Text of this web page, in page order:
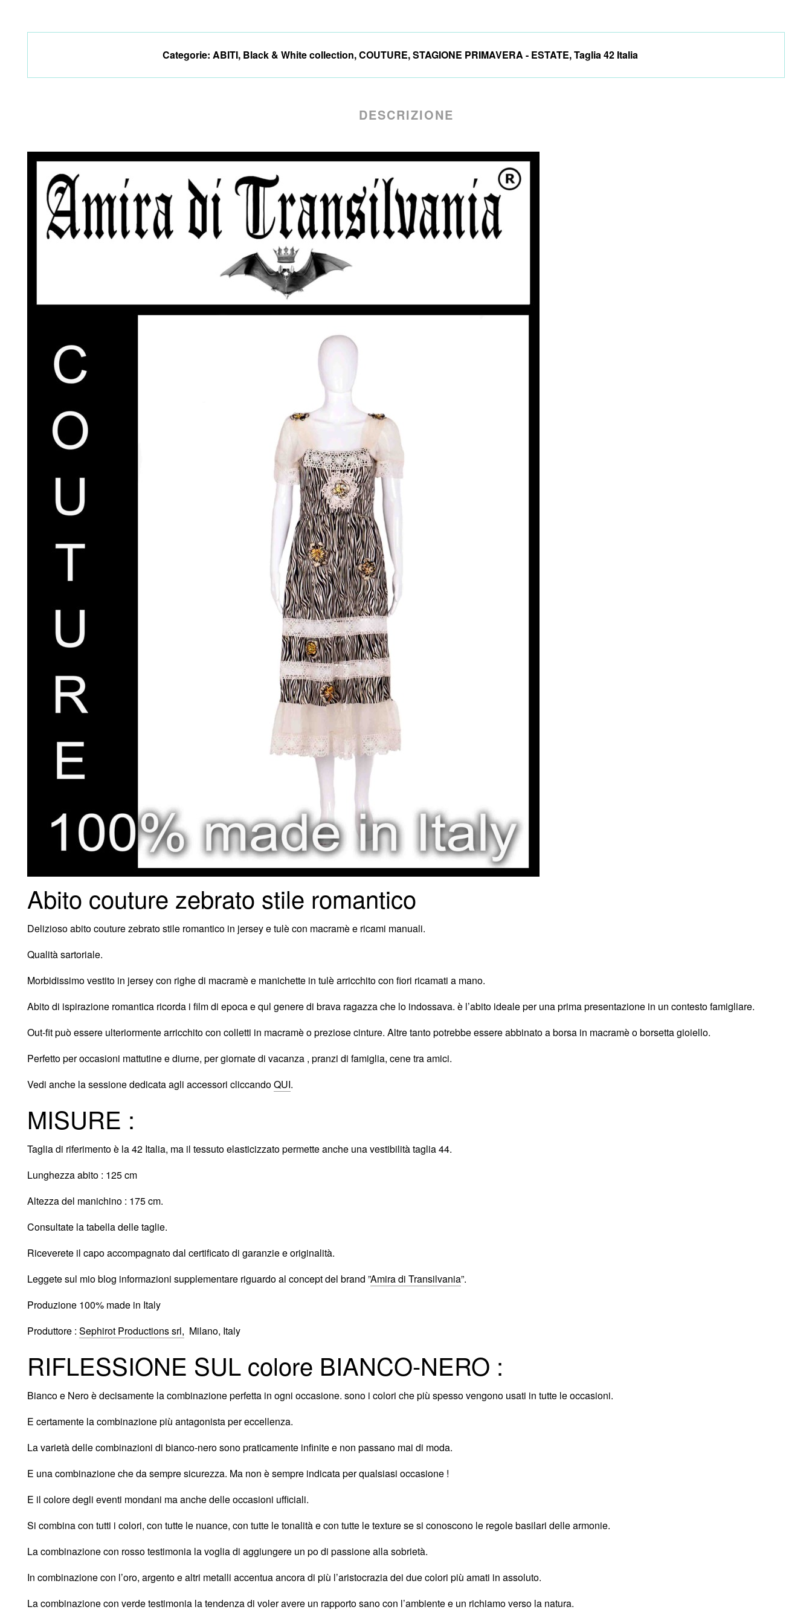
Categorie: ABITI, Black & White collection,COUTURE,STAGIONE PRIMAVERA - ESTATE,Taglia 42 Italia
DESCRIZIONE
Abito couture zebrato stile romantico
Delizioso abito couture zebrato stile romantico in jersey e tulè con macramè e ricami manuali.
Qualità sartoriale.
Morbidissimo vestito in jersey con righe di macramè e manichette in tulè arricchito con fiori ricamati a mano.
Abito di ispirazione romantica ricorda i film di epoca e qul genere di brava ragazza che lo indossava. è l’abito ideale per una prima presentazione in un contesto famigliare.
Out-fit può essere ulteriormente arricchito con colletti in macramè o preziose cinture. Altre tanto potrebbe essere abbinato a borsa in macramè o borsetta gioiello.
Perfetto per occasioni mattutine e diurne, per giornate di vacanza , pranzi di famiglia, cene tra amici.
Vedi anche la sessione dedicata agli accessori cliccandoQUI.
MISURE :
Taglia di riferimento è la 42 Italia, ma il tessuto elasticizzato permette anche una vestibilità taglia 44.
Lunghezza abito : 125 cm
Altezza del manichino : 175 cm.
Consultate la tabella delle taglie.
Riceverete il capo accompagnato dal certificato di garanzie e originalità.
Leggete sul mio blog informazioni supplementare riguardo al concept del brand ”Amira di Transilvania”.
Produzione 100% made in Italy
Produttore : Sephirot Productions srl, Milano, Italy
RIFLESSIONE SUL colore BIANCO-NERO :
Bianco e Nero è decisamente la combinazione perfetta in ogni occasione. sono i colori che più spesso vengono usati in tutte le occasioni.
E certamente la combinazione più antagonista per eccellenza.
La varietà delle combinazioni di bianco-nero sono praticamente infinite e non passano mai di moda.
E una combinazione che da sempre sicurezza. Ma non è sempre indicata per qualsiasi occasione !
E il colore degli eventi mondani ma anche delle occasioni ufficiali.
Si combina con tutti i colori, con tutte le nuance, con tutte le tonalità e con tutte le texture se si conoscono le regole basilari delle armonie.
La combinazione con rosso testimonia la voglia di aggiungere un po di passione alla sobrietà.
In combinazione con l’oro, argento e altri metalli accentua ancora di più l’aristocrazia dei due colori più amati in assoluto.
La combinazione con verde testimonia la tendenza di voler avere un rapporto sano con l’ambiente e un richiamo verso la natura.